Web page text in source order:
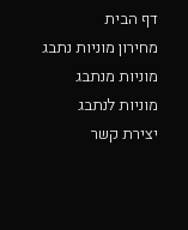
דף הבית
מחירון מוניות נתבג
מוניות מנתבג
מוניות לנתבג
יצירת קשר